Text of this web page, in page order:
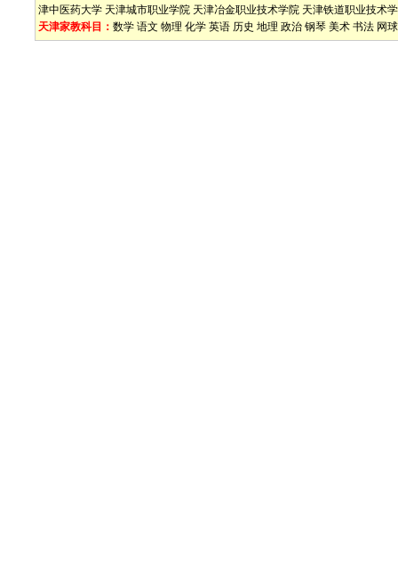
津中医药大学 天津城市职业学院 天津冶金职业技术学院 天津铁道职业技术
天津家教科目： 数学 语文 物理 化学 英语 历史 地理 政治 钢琴 美术 书法 网球